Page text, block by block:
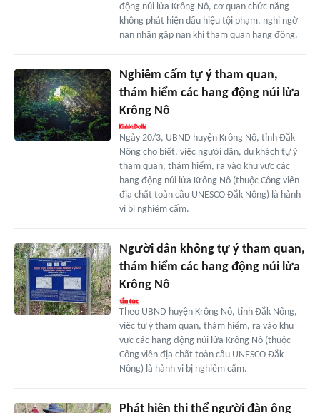
động núi lửa Krông Nô, cơ quan chức năng
không phát hiện dấu hiệu tội phạm, nghi ngờ
nạn nhân gặp nạn khi tham quan hang động.
Nghiêm cấm tự ý tham quan,
thám hiểm các hang động núi lửa
Krông Nô
Ngày 20/3, UBND huyện Krông Nô, tỉnh Đắk
Nông cho biết, việc người dân, du khách tự ý
tham quan, thám hiểm, ra vào khu vực các
hang động núi lửa Krông Nô (thuộc Công viên
địa chất toàn cầu UNESCO Đắk Nông) là hành
vi bị nghiêm cấm.
Người dân không tự ý tham quan,
thám hiểm các hang động núi lửa
Krông Nô
Theo UBND huyện Krông Nô, tỉnh Đắk Nông,
việc tự ý tham quan, thám hiểm, ra vào khu
vực các hang động núi lửa Krông Nô (thuộc
Công viên địa chất toàn cầu UNESCO Đắk
Nông) là hành vi bị nghiêm cấm.
Phát hiện thi thể người đàn ông